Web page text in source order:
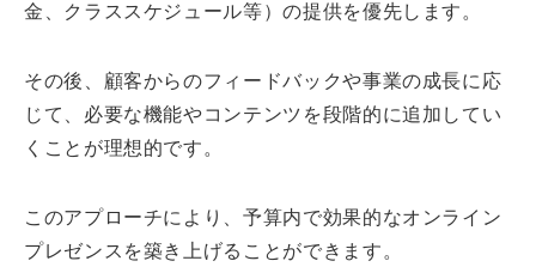
金、クラススケジュール等）の提供を優先します。
その後、顧客からのフィードバックや事業の成長に応
じて、必要な機能やコンテンツを段階的に追加してい
くことが理想的です。
このアプローチにより、予算内で効果的なオンライン
プレゼンスを築き上げることができます。